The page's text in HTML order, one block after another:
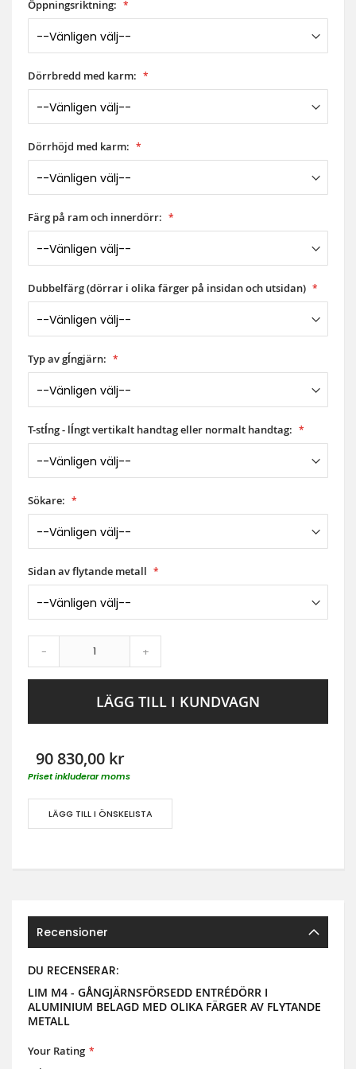
Öppningsriktning:
Dörrbredd med karm:
Dörrhöjd med karm:
Färg på ram och innerdörr:
Dubbelfärg (dörrar i olika färger på insidan och utsidan)
Typ av gĺngjärn:
T-stĺng - lĺngt vertikalt handtag eller normalt handtag:
Sökare:
Sidan av flytande metall
- +
LÄGG TILL I KUNDVAGN
90 830,00 kr
Priset inkluderar moms
LÄGG TILL I ÖNSKELISTA
Recensioner
DU RECENSERAR:
LIM M4 - GÅNGJÄRNSFÖRSEDD ENTRÉDÖRR I
ALUMINIUM BELAGD MED OLIKA FÄRGER AV FLYTANDE
METALL
Your Rating